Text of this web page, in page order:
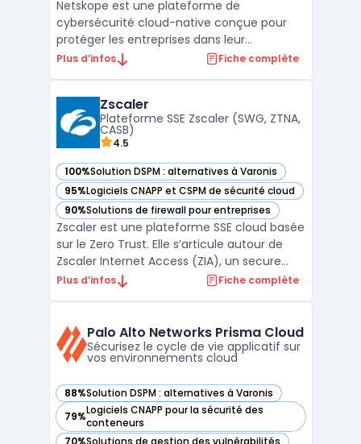
Netskope est une plateforme de
cybersécurité cloud-native conçue pour
protéger les entreprises dans leur
transformation numérique. Avec des
données, Netskope offre une visibilité et un
contrôle sans précédent sur les acti ...
Plus d’infos Fiche complète
Zscaler
Plateforme SSE Zscaler (SWG, ZTNA,
CASB)
4.5
100%Solution DSPM : alternatives à Varonis
— voir Zscaler dans cette catégorie
95%Logiciels CNAPP et CSPM de sécurité cloud
— voir Zscaler dans cette catégorie
90%Solutions de firewall pour entreprises
— voir Zscaler dans cette catégorie
Zscaler est une plateforme SSE cloud basée
sur le Zero Trust. Elle s’articule autour de
Zscaler Internet Access (ZIA), un secure
web gateway cloud opéré en proxy cloud
protection des données. L’architecture en
prox ...
Plus d’infos Fiche complète
Palo Alto Networks Prisma Cloud
Sécurisez le cycle de vie applicatif sur
vos environnements cloud
88%Solution DSPM : alternatives à Varonis
— voir Palo Alto Networks Prisma Cloud dans cette
79%Logiciels CNAPP pour la sécurité des
conteneurs
— voir Palo Alto Networks Prisma Cloud dans cette
70%Solutions de gestion des vulnérabilités